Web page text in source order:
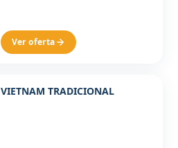
Ver oferta
VIETNAM TRADICIONAL